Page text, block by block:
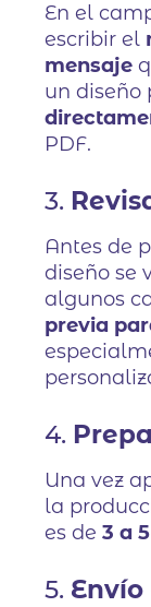
En el
escribir el
mensaje
un diseño
PDF.
3.
Antes de
diseño se
algunos
previa
4.
Una vez
la
es de3 a
5.